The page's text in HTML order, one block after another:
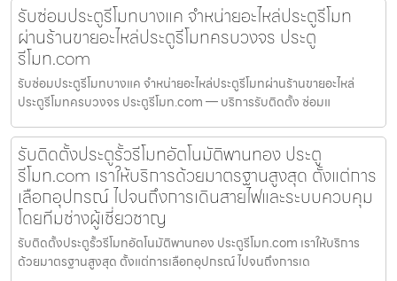
รับซ่อมประตูรีโมทบางแค จำหน่ายอะไหล่ประตูรีโมท
ผ่านร้านขายอะไหล่ประตูรีโมทครบวงจร ประตู
รีโมท.com
รับซ่อมประตูรีโมทบางแค จำหน่ายอะไหล่ประตูรีโมทผ่านร้านขายอะไหล่
ประตูรีโมทครบวงจร ประตูรีโมท.com — บริการรับติดตั้ง ซ่อมแ
รับติดตั้งประตูรั้วรีโมทอัตโนมัติพานทอง ประตู
รีโมท.com เราให้บริการด้วยมาตรฐานสูงสุด ตั้งแต่การ
เลือกอุปกรณ์ ไปจนถึงการเดินสายไฟและระบบควบคุม
โดยทีมช่างผู้เชี่ยวชาญ
รับติดตั้งประตูรั้วรีโมทอัตโนมัติพานทอง ประตูรีโมท.com เราให้บริการ
ด้วยมาตรฐานสูงสุด ตั้งแต่การเลือกอุปกรณ์ ไปจนถึงการเด